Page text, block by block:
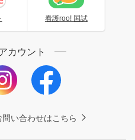
看護roo! 国試
カウント
い合わせはこちら